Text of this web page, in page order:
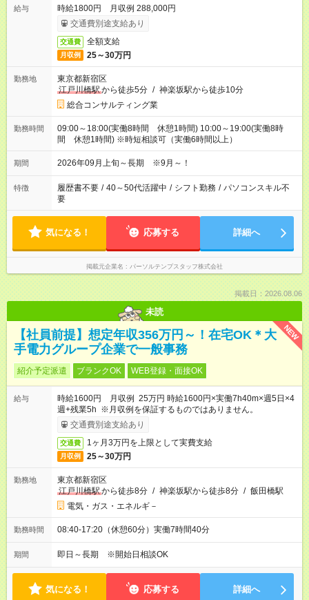
給与
時給1800円 月収例 288,000円
交通費別途支給あり
交通費 全額支給
月収例 25～30万円
勤務地
東京都新宿区
江戸川橋駅から徒歩5分 / 神楽坂駅から徒歩10分
総合コンサルティング業
勤務時間
09:00～18:00(実働8時間 休憩1時間) 10:00～19:00(実働8時
間 休憩1時間) ※時短相談可（実働6時間以上）
期間 2026年09月上旬～長期 ※9月～！
特徴 履歴書不要 / 40～50代活躍中 / シフト勤務 / パソコンスキル不
要
気になる！ 応募する 詳細へ
掲載元企業名 パーソルテンプスタッフ株式会社
掲載日：2026.08.06
未読
NEW
【社員前提】想定年収356万円～！在宅OK＊大
手電力グループ企業で一般事務
紹介予定派遣 ブランクOK WEB登録・面接OK
給与
時給1600円 月収例 25万円 時給1600円×実働7h40m×週5日×4
週+残業5h ※月収例を保証するものではありません。
交通費別途支給あり
交通費 1ヶ月3万円を上限として実費支給
月収例 25～30万円
勤務地
東京都新宿区
江戸川橋駅から徒歩8分 / 神楽坂駅から徒歩8分 / 飯田橋駅
電気・ガス・エネルギ－
勤務時間 08:40-17:20（休憩60分）実働7時間40分
期間 即日～長期 ※開始日相談OK
気になる！ 応募する 詳細へ